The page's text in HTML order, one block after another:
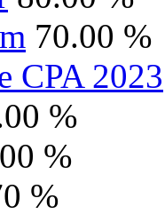
70.00 %
CPA 2023
%
%
%